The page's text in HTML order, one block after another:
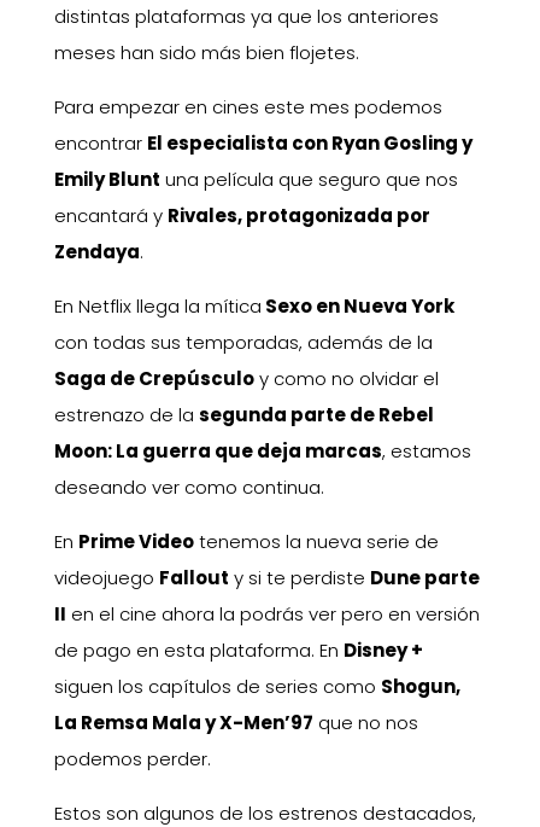
distintas plataformas ya que los anteriores
meses han sido más bien flojetes.
Para empezar en cines este mes podemos
encontrar El especialista con Ryan Gosling y
Emily Blunt una película que seguro que nos
encantará y Rivales, protagonizada por
Zendaya.
En Netflix llega la mítica Sexo en Nueva York
con todas sus temporadas, además de la
Saga de Crepúsculoy como no olvidar el
estrenazo de la segunda parte de Rebel
Moon: La guerra que deja marcas, estamos
deseando ver como continua.
En Prime Videotenemos la nueva serie de
videojuego Fallout y si te perdiste Dune parte
II en el cine ahora la podrás ver pero en versión
de pago en esta plataforma. En Disney +
siguen los capítulos de series como Shogun,
La Remsa Mala y X-Men’97 que no nos
podemos perder.
Estos son algunos de los estrenos destacados,